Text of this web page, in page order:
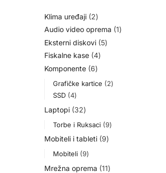
Klima uređaji 2
Audio video oprema 1
Eksterni diskovi 5
Fiskalne kase 4
Komponente 6
Grafičke kartice
2
SSD 4
Laptopi 32
Torbe i Ruksaci 9
Mobiteli i tableti 9
Mobiteli 9
Mrežna oprema 11